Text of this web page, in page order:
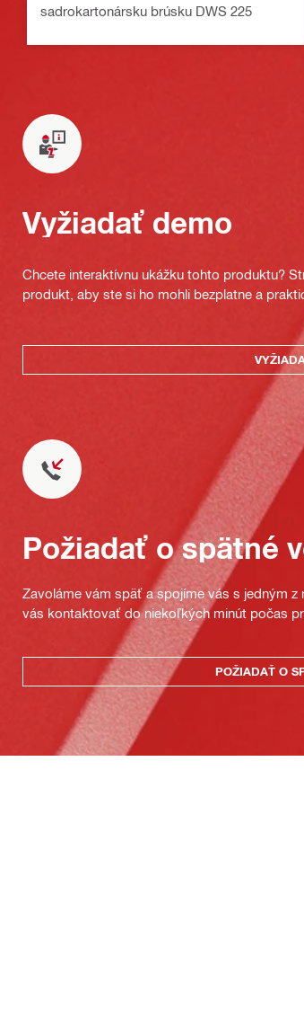
sadrokartonársku brúsku DWS 225
Vyžiadať demo
Chcete interaktívnu ukážku tohto produktu?
produkt, aby ste si ho mohli bezplatne a
Požiadať o spätné
Zavoláme vám späť a spojíme vás s jedným
vás kontaktovať do niekoľkých minút počas
POŽIADAŤ O